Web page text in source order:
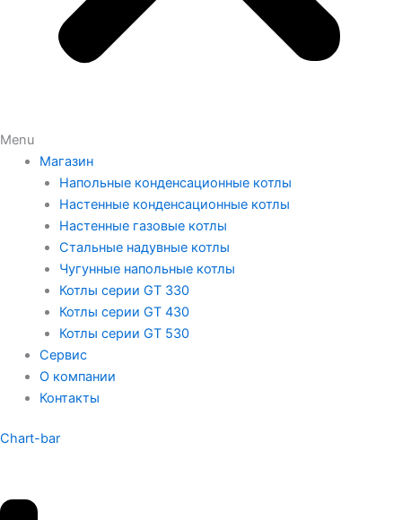
Menu
Магазин
Напольные конденсационные котлы
Настенные конденсационные котлы
Настенные газовые котлы
Стальные надувные котлы
Чугунные напольные котлы
Котлы серии GT 330
Котлы серии GT 430
Котлы серии GT 530
Сервис
О компании
Контакты
Chart-bar